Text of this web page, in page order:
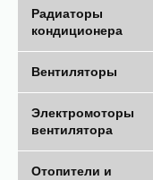
Радиаторы
кондиционера
Вентиляторы
Электромоторы
вентилятора
Отопители и